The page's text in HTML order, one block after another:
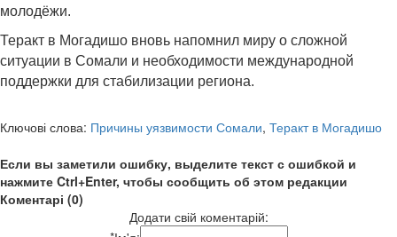
молодёжи.
Теракт в Могадишо вновь напомнил миру о сложной
ситуации в Сомали и необходимости международной
поддержки для стабилизации региона.
Ключові слова: Причины уязвимости Сомали, Теракт в Могадишо
Если вы заметили ошибку, выделите текст с ошибкой и
нажмите Ctrl+Enter, чтобы сообщить об этом редакции
Коментарі (0)
Додати свій коментарій: